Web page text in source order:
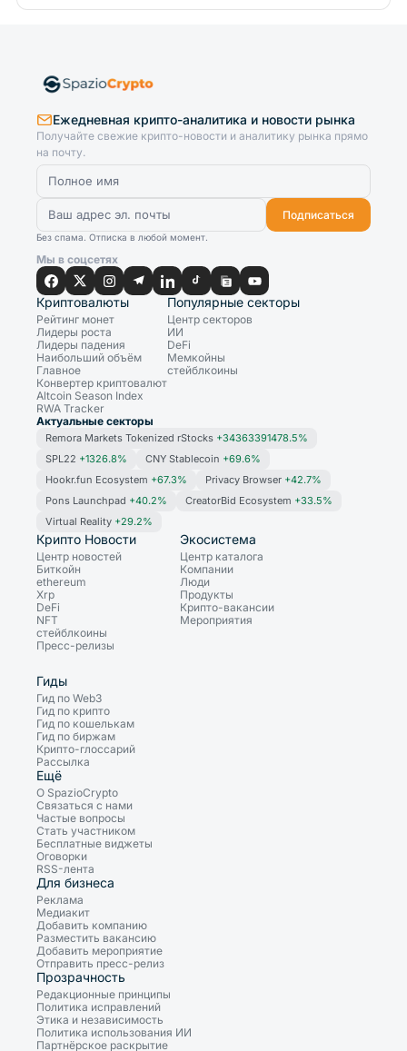
Ежедневная крипто-аналитика и новости рынка
Получайте свежие крипто-новости и аналитику рынка прямо
на почту.
Подписаться
Без спама. Отписка в любой момент.
Мы в соцсетях
Криптовалюты
Рейтинг монет
Лидеры роста
Лидеры падения
Наибольший объём
Главное
Конвертер криптовалют
Altcoin Season Index
RWA Tracker
Популярные секторы
Центр секторов
ИИ
DeFi
Мемкойны
стейблкоины
Актуальные секторы
Remora Markets Tokenized rStocks +34363391478.5%
SPL22 +1326.8% CNY Stablecoin +69.6%
Hookr.fun Ecosystem +67.3% Privacy Browser +42.7%
Pons Launchpad +40.2% CreatorBid Ecosystem +33.5%
Virtual Reality +29.2%
Крипто Новости
Центр новостей
Биткойн
ethereum
Xrp
DeFi
NFT
стейблкоины
Пресс-релизы
Экосистема
Центр каталога
Компании
Люди
Продукты
Крипто-вакансии
Мероприятия
Гиды
Гид по Web3
Гид по крипто
Гид по кошелькам
Гид по биржам
Крипто-глоссарий
Рассылка
Ещё
О SpazioCrypto
Связаться с нами
Частые вопросы
Стать участником
Бесплатные виджеты
Оговорки
RSS-лента
Для бизнеса
Реклама
Медиакит
Добавить компанию
Разместить вакансию
Добавить мероприятие
Отправить пресс-релиз
Прозрачность
Редакционные принципы
Политика исправлений
Этика и независимость
Политика использования ИИ
Партнёрское раскрытие